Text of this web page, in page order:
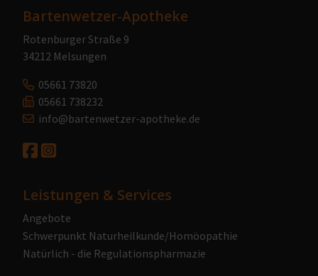
Bartenwetzer-Apotheke
Rotenburger Straße 9
34212 Melsungen
05661 73820
05661 738232
info@bartenwetzer-apotheke.de
Leistungen & Services
Angebote
Schwerpunkt Naturheilkunde/Homöopathie
Natürlich - die Regulationspharmazie